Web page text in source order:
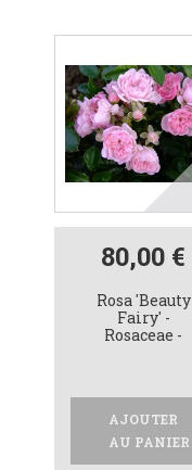
80,00 €
Rosa 'Beauty
Fairy' -
Rosaceae -
AJOUTER
AU PANIER